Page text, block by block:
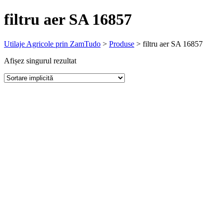
filtru aer SA 16857
Utilaje Agricole prin ZamTudo > Produse > filtru aer SA 16857
Afișez singurul rezultat